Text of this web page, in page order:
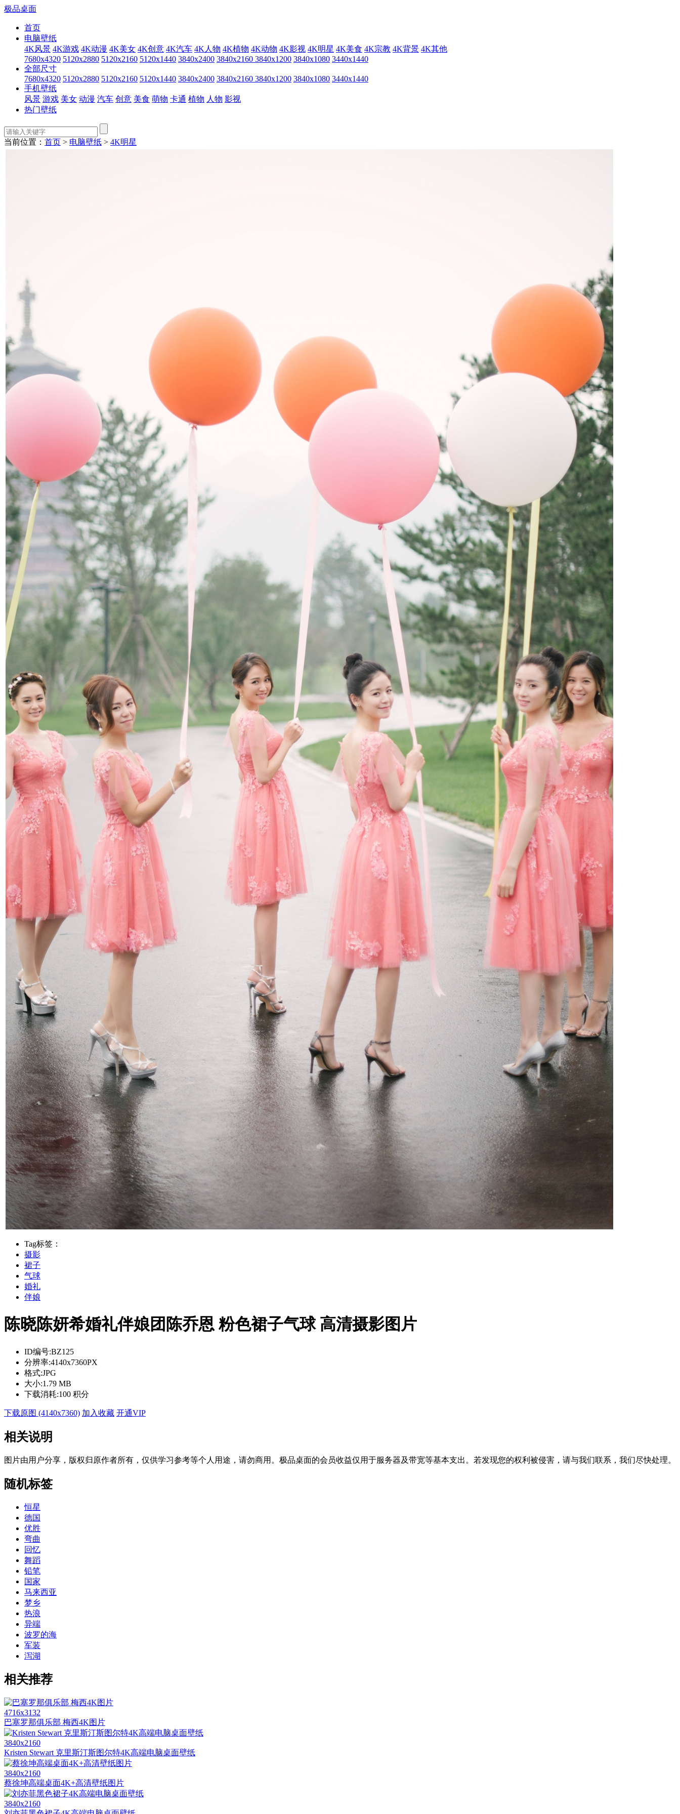
极品桌面
首页
电脑壁纸
4K风景 4K游戏 4K动漫 4K美女 4K创意 4K汽车 4K人物 4K植物 4K动物 4K影视 4K明星 4K美食 4K宗教 4K背景 4K其他
7680x4320 5120x2880 5120x2160 5120x1440 3840x2400 3840x2160 3840x1200 3840x1080 3440x1440
全部尺寸
7680x4320 5120x2880 5120x2160 5120x1440 3840x2400 3840x2160 3840x1200 3840x1080 3440x1440
手机壁纸
风景 游戏 美女 动漫 汽车 创意 美食 萌物 卡通 植物 人物 影视
热门壁纸
当前位置： 首页 > 电脑壁纸 > 4K明星
Tag标签：
摄影
裙子
气球
婚礼
伴娘
陈晓陈妍希婚礼伴娘团陈乔恩 粉色裙子气球 高清摄影图片
ID编号:BZ125
分辨率:4140x7360PX
格式:JPG
大小:1.79 MB
下载消耗:100 积分
下载原图 (4140x7360) 加入收藏 开通VIP
相关说明
图片由用户分享，版权归原作者所有，仅供学习参考等个人用途，请勿商用。极品桌面的会员收益仅用于服务器及带宽等基本支出。若发现您的权利被侵害，请与我们联系，我们尽快处理。
随机标签
恒星
德国
优胜
弯曲
回忆
舞蹈
铅笔
国家
马来西亚
梦乡
热浪
异端
波罗的海
军装
泻湖
相关推荐
4716x3132
巴塞罗那俱乐部 梅西4K图片
3840x2160
Kristen Stewart 克里斯汀斯图尔特4K高端电脑桌面壁纸
3840x2160
蔡徐坤高端桌面4K+高清壁纸图片
3840x2160